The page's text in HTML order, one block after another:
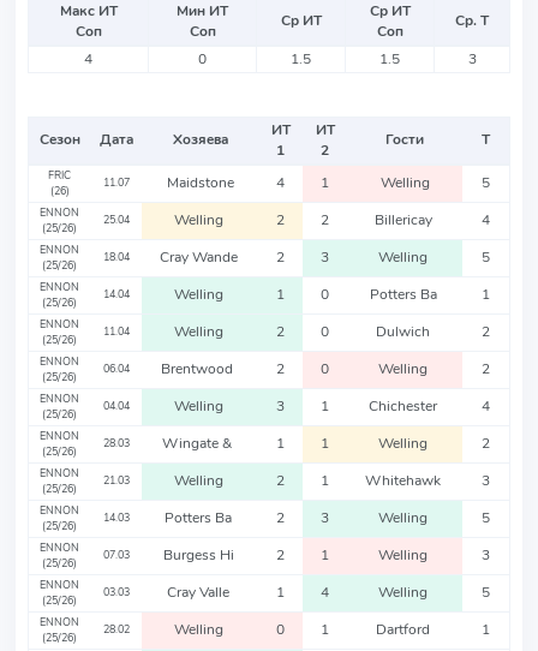
Макс ИТ
Соп
Мин ИТ
Соп
Ср ИТ
Ср ИТ
Соп
Ср. Т
4
0 1.5 1.5 3
Сезон Дата Хозяева
ИТ
1
ИТ
2
Гости Т
FRIC
(26)
11.07 Maidstone 4 1 Welling 5
ENNON
(25/26)
25.04 Welling 2 2 Billericay 4
ENNON
(25/26)
18.04 Cray Wande 2 3 Welling 5
ENNON
(25/26)
14.04 Welling 1 0 Potters Ba 1
ENNON
(25/26)
11.04 Welling 2 0 Dulwich 2
ENNON
(25/26)
06.04 Brentwood 2 0 Welling 2
ENNON
(25/26)
04.04 Welling 3 1 Chichester 4
ENNON
(25/26)
28.03 Wingate & 1 1 Welling 2
ENNON
(25/26)
21.03 Welling 2 1 Whitehawk 3
ENNON
(25/26)
14.03 Potters Ba 2 3 Welling 5
ENNON
(25/26)
07.03 Burgess Hi 2 1 Welling 3
ENNON
(25/26)
03.03 Cray Valle 1 4 Welling 5
ENNON
(25/26)
28.02 Welling 0 1 Dartford 1